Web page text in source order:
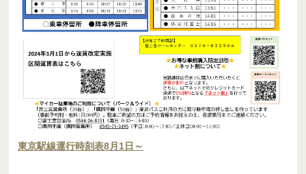
東京駅線運行時刻表8月1日～